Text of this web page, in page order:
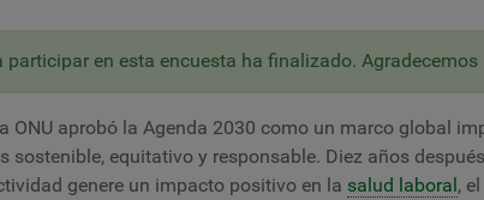
MUNDIAL POR LOS
ONU aprobó la Agenda 2030 como un marco global
sostenible, equitativo y responsable. Diez años
genere un impacto positivo en la salud laboral,
participar en esta encuesta ha finalizado.